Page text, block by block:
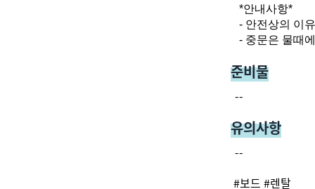
*안내사항*
- 안전상의 이
- 중문은 물때
준비물
--
유의사항
--
#보드 #렌탈